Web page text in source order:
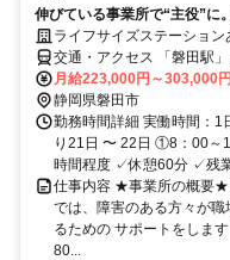
伸びている事業所で“主役”に
ライフサイズステーション
交通・アクセス 「磐田駅
月給223,000円～303,000円
静岡県磐田市
勤務時間詳細 実働時間：1
り21日 〜 22日 ①8：00～
時間程度 ✓休憩60分 ✓残
仕事内容 ★事業所の概要★
では、障害のある方々が
るための サポートをしま
80...